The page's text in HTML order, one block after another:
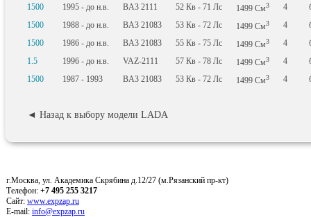
1500
1995 - до н.в. BA3 2111 52 Кв - 71 Лс 1499 См3 4
1500
1988 - до н.в. BA3 21083 53 Кв - 72 Лс 1499 См3 4
1500
1986 - до н.в. BA3 21083 55 Кв - 75 Лс 1499 См3 4
1.5
1996 - до н.в. VAZ-2111 57 Кв - 78 Лс 1499 См3 4
1500
1987 - 1993 BA3 21083 53 Кв - 72 Лс 1499 См3 4
◄ Назад к выбору модели LADA
г.Москва, ул. Академика Скрябина д.12/27 (м.Рязанский пр-кт)
Телефон: +7 495 255 3217
Сайт: www.expzap.ru
E-mail: info@expzap.ru